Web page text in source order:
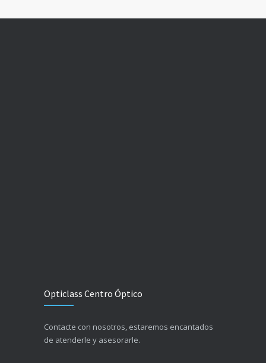
Opticlass Centro Óptico
Contacte con nosotros, estaremos encantados
de atenderle y asesorarle.